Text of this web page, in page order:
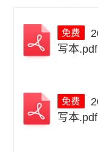
写本.pdf
写本.pdf